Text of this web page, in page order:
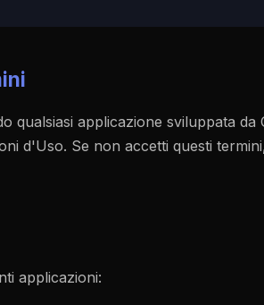
qualsiasi applicazione sviluppata
d'Uso. Se non accetti questi
applicazioni: